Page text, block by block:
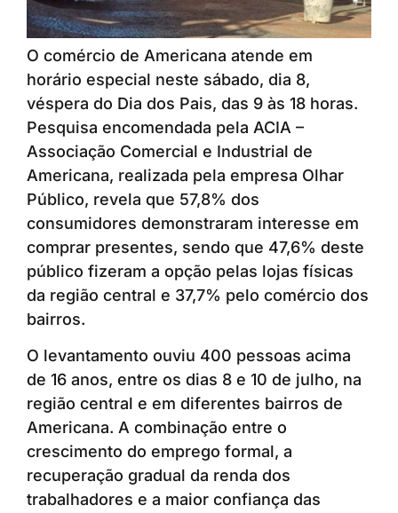
O comércio de Americana atende em
horário especial neste sábado, dia 8,
véspera do Dia dos Pais, das 9 às 18 horas.
Pesquisa encomendada pela ACIA –
Associação Comercial e Industrial de
Americana, realizada pela empresa Olhar
Público, revela que 57,8% dos
consumidores demonstraram interesse em
comprar presentes, sendo que 47,6% deste
público fizeram a opção pelas lojas físicas
da região central e 37,7% pelo comércio dos
bairros.
O levantamento ouviu 400 pessoas acima
de 16 anos, entre os dias 8 e 10 de julho, na
região central e em diferentes bairros de
Americana. A combinação entre o
crescimento do emprego formal, a
recuperação gradual da renda dos
trabalhadores e a maior confiança das